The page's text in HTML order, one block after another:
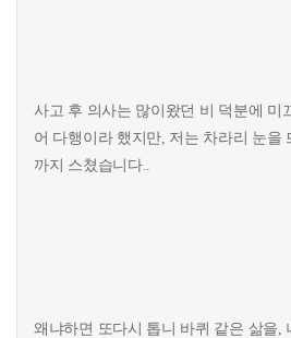
사고 후 의사는 많이왔던 비 덕분에 미
어 다행이라 했지만, 저는 차라리 눈을
까지 스쳤습니다..
왜냐하면 또다시 톱니 바퀴 같은 삶을,